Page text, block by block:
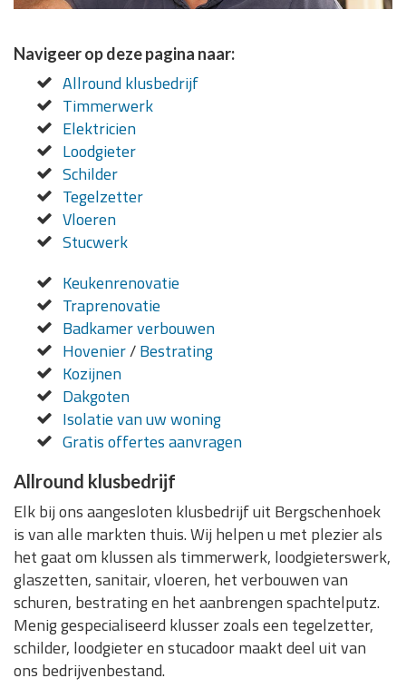
Navigeer op deze pagina naar:
Allround klusbedrijf
Timmerwerk
Elektricien
Loodgieter
Schilder
Tegelzetter
Vloeren
Stucwerk
Keukenrenovatie
Traprenovatie
Badkamer verbouwen
Hovenier/Bestrating
Kozijnen
Dakgoten
Isolatie van uw woning
Gratis offertes aanvragen
Allround klusbedrijf
Elk bij ons aangesloten klusbedrijf uit Bergschenhoek
is van alle markten thuis. Wij helpen u met plezier als
het gaat om klussen als timmerwerk, loodgieterswerk,
glaszetten, sanitair, vloeren, het verbouwen van
schuren, bestrating en het aanbrengen spachtelputz.
Menig gespecialiseerd klusser zoals een tegelzetter,
schilder, loodgieter en stucadoor maakt deel uit van
ons bedrijvenbestand.